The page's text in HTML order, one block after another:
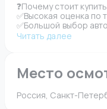
❓Почему стоит
✅Высокая оценка по
✅Большой выбор авто
Читать далее
Место
Россия, Санкт-